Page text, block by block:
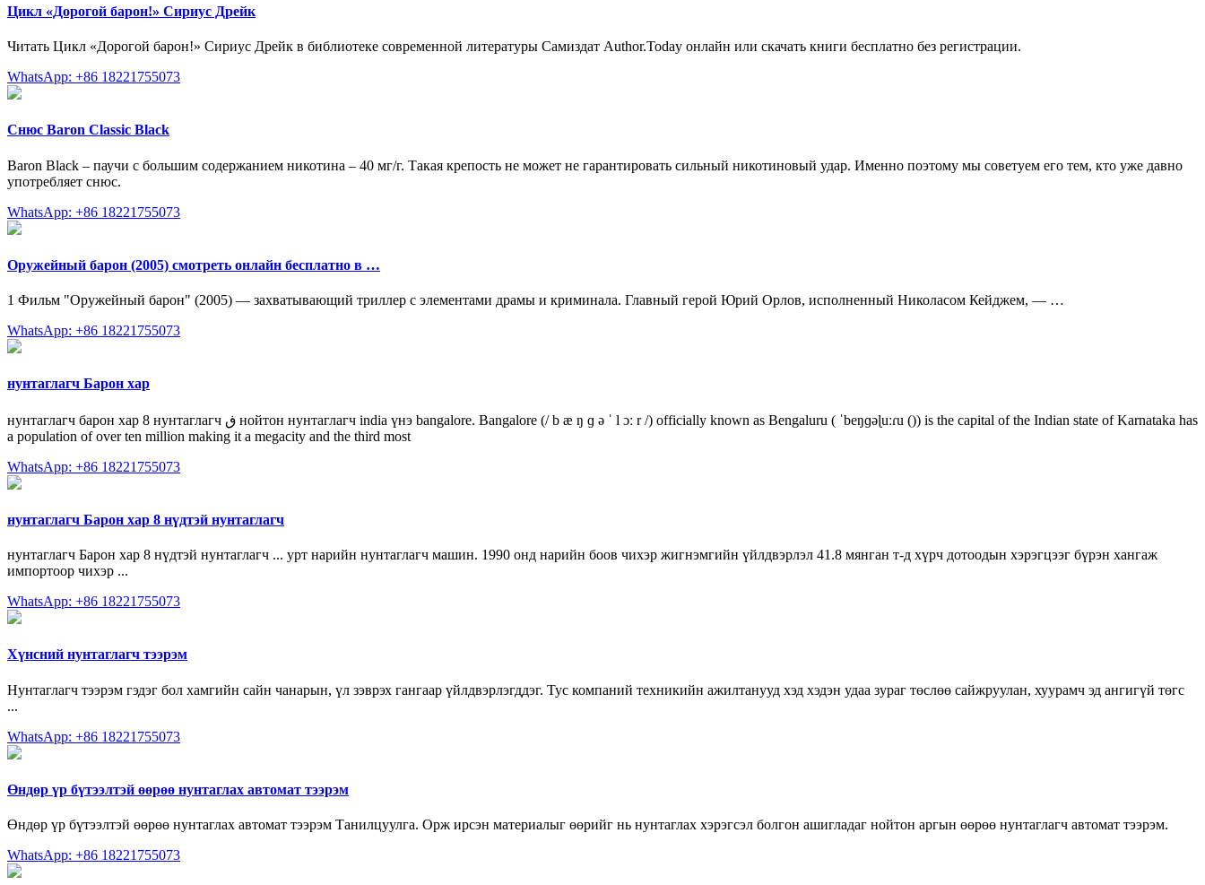
Цикл «Дорогой барон!» Сириус Дрейк
Читать Цикл «Дорогой барон!» Сириус Дрейк в библиотеке современной литературы Самиздат Author.Today онлайн или скачать книги бесплатно без регистрации.
WhatsApp: +86 18221755073
Снюс Baron Classic Black
Baron Black – паучи с большим содержанием никотина – 40 мг/г. Такая крепость не может не гарантировать сильный никотиновый удар. Именно поэтому мы советуем его тем, кто уже давно
употребляет снюс.
WhatsApp: +86 18221755073
Оружейный барон (2005) смотреть онлайн бесплатно в …
1 Фильм "Оружейный барон" (2005) — захватывающий триллер с элементами драмы и криминала. Главный герой Юрий Орлов, исполненный Николасом Кейджем, — …
WhatsApp: +86 18221755073
нунтаглагч Барон хар
нунтаглагч барон хар 8 нунтаглагч ڧ нойтон нунтаглагч india үнэ bangalore. Bangalore (/ b æ ŋ ɡ ə ˈ l ɔː r /) officially known as Bengaluru ( ˈbeŋɡəɭuːɾu ()) is the capital of the Indian state of Karnataka has
a population of over ten million making it a megacity and the third most
WhatsApp: +86 18221755073
нунтаглагч Барон хар 8 нүдтэй нунтаглагч
нунтаглагч Барон хар 8 нүдтэй нунтаглагч ... урт нарийн нунтаглагч машин. 1990 онд нарийн боов чихэр жигнэмгийн үйлдвэрлэл 41.8 мянган т-д хүрч дотоодын хэрэгцээг бүрэн хангаж
импортоор чихэр ...
WhatsApp: +86 18221755073
Хүнсний нунтаглагч тээрэм
Нунтаглагч тээрэм гэдэг бол хамгийн сайн чанарын, үл зэврэх гангаар үйлдвэрлэгддэг. Тус компаний техникийн ажилтанууд хэд хэдэн удаа зураг төслөө сайжруулан, хуурамч эд ангигүй төгс
...
WhatsApp: +86 18221755073
Өндөр үр бүтээлтэй өөрөө нунтаглах автомат тээрэм
Өндөр үр бүтээлтэй өөрөө нунтаглах автомат тээрэм Танилцуулга. Орж ирсэн материалыг өөрийг нь нунтаглах хэрэгсэл болгон ашигладаг нойтон аргын өөрөө нунтаглагч автомат тээрэм.
WhatsApp: +86 18221755073